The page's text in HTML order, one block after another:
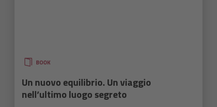
BOOK
Un nuovo equilibrio. Un viaggio
nell’ultimo luogo segreto